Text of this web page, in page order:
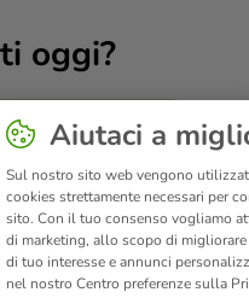
oggi?
Aiutaci a
Sul nostro sito web vengono
cookies strettamente necessari per
sito. Con il tuo consenso vogliamo
di marketing, allo scopo di
di tuo interesse e annunci
nel nostro Centro preferenze sulla